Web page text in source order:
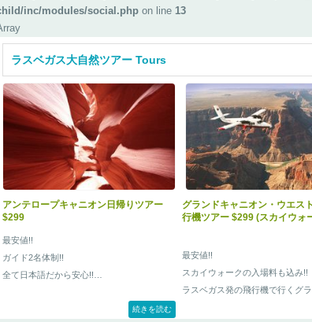
inc/modules/social.php on line 13
ラスベガス大自然ツアー Tours
アンテロープキャニオン日帰りツアー
$299
最安値!!
ガイド2名体制!!
全て日本語だから安心!!
現在日本でも人気沸騰中の自然が作り出した
続きを読む
グランドキャニオン・ウエ
行機ツアー $299 (スカイウォ
最安値!!
スカイウォークの入場料も込み!!
ラスベガス発の飛行機で行くグ
オン・ウエストリムの日帰りツ